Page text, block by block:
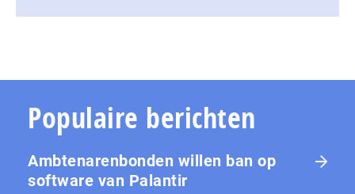
Populaire berichten
Ambtenarenbonden willen ban op
software van Palantir